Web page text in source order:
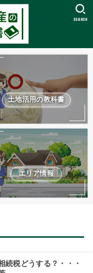
SEARCH
土地活用の教科書
エリア情報
続税どうする？・・・